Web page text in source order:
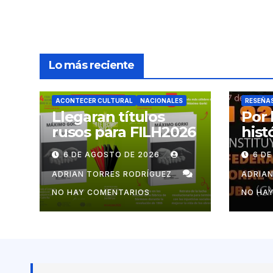
Lo más reciente
ACONTECER CULTURAL NACIONALES
Llegaran títulos
rusos para FILH2026
6 DE AGOSTO DE 2026
ADRIAN TORRES RODRÍGUEZ
NO HAY COMENTARIOS
Por
6
NO